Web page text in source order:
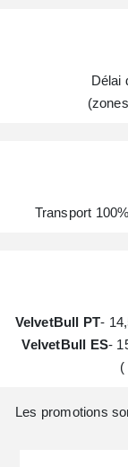
Délai
Transport
VelvetBull PT-
VelvetBull ES-
(
Les promotions